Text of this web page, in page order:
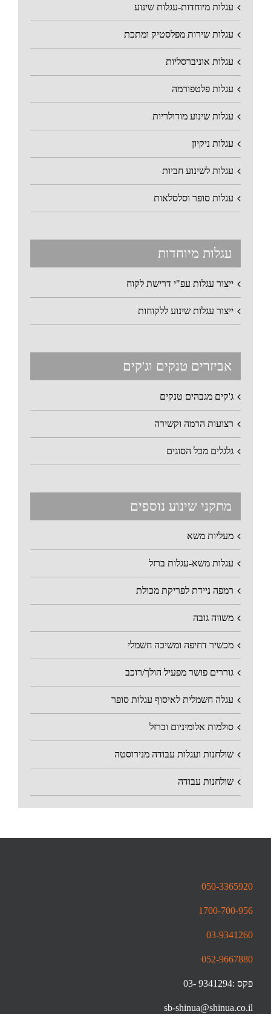
עגלות מיוחדות-עגלות שינוע
עגלות שירות מפלסטיק ומתכת
עגלות אוניברסליות
עגלות פלטפורמה
עגלות שינוע מודולריות
עגלות ניקיון
עגלות לשינוע חביות
עגלות סופר וסלסלאות
עגלות מיוחדות
ייצור עגלות עפ"י דרישת לקוח
ייצור עגלות שינוע ללקוחות
אביזרים טנקים וג'קים
ג'קים מגבהים טנקים
רצועות הרמה וקשירה
גלגלים מכל הסוגים
מתקני שינוע נוספים
מעליות משא
עגלות משא-עגלות ברזל
רמפה ניידת לפריקת מכולת
משווה גובה
מכשיר דחיפה ומשיכה חשמלי
גוררים פושר מפעיל הולך/רוכב
עגלה חשמלית לאיסוף עגלות סופר
סולמות אלומיניום וברזל
שולחנות ועגלות עבודה מנירוסטה
שולחנות עבודה
050-3365920
1700-700-956
03-9341260
052-9667880
פקס :9341294 -03
sb-shinua@shinua.co.il